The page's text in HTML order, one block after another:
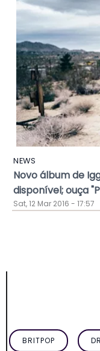
NEWS
Novo álbum de
disponível; ouça
Sat, 12 Mar 2016 - 17:57
BRITPOP